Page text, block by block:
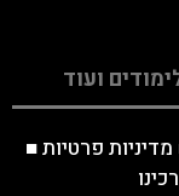
ועוד
מדיניות פרטיות■